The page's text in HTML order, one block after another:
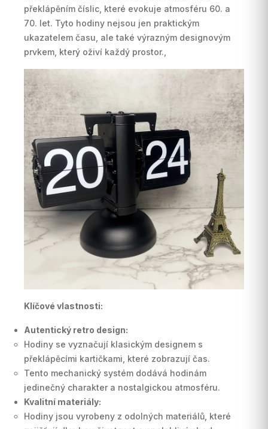
překlápěním číslic, které evokuje atmosféru 60. a
70. let. Tyto hodiny nejsou jen praktickým
ukazatelem času, ale také výrazným designovým
prvkem, který oživí každý prostor.,
Klíčové vlastnosti:
Autentický retro design:
Hodiny se vyznačují klasickým designem s
překlápěcími kartičkami, které zobrazují čas.
Tento mechanický systém dodává hodinám
jedinečný charakter a nostalgickou atmosféru.
Kvalitní materiály:
Hodiny jsou vyrobeny z odolných materiálů, které